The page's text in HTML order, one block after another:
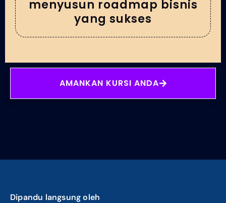
menyusun roadmap bisnis
yang sukses
AMANKAN KURSI ANDA
Dipandu langsung oleh